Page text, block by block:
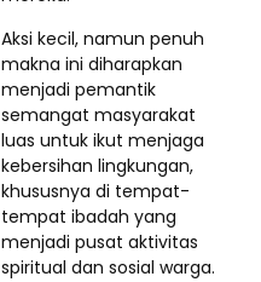
Aksi kecil, namun penuh
makna ini diharapkan
menjadi pemantik
semangat masyarakat
luas untuk ikut menjaga
kebersihan lingkungan,
khususnya di tempat-
tempat ibadah yang
menjadi pusat aktivitas
spiritual dan sosial warga.